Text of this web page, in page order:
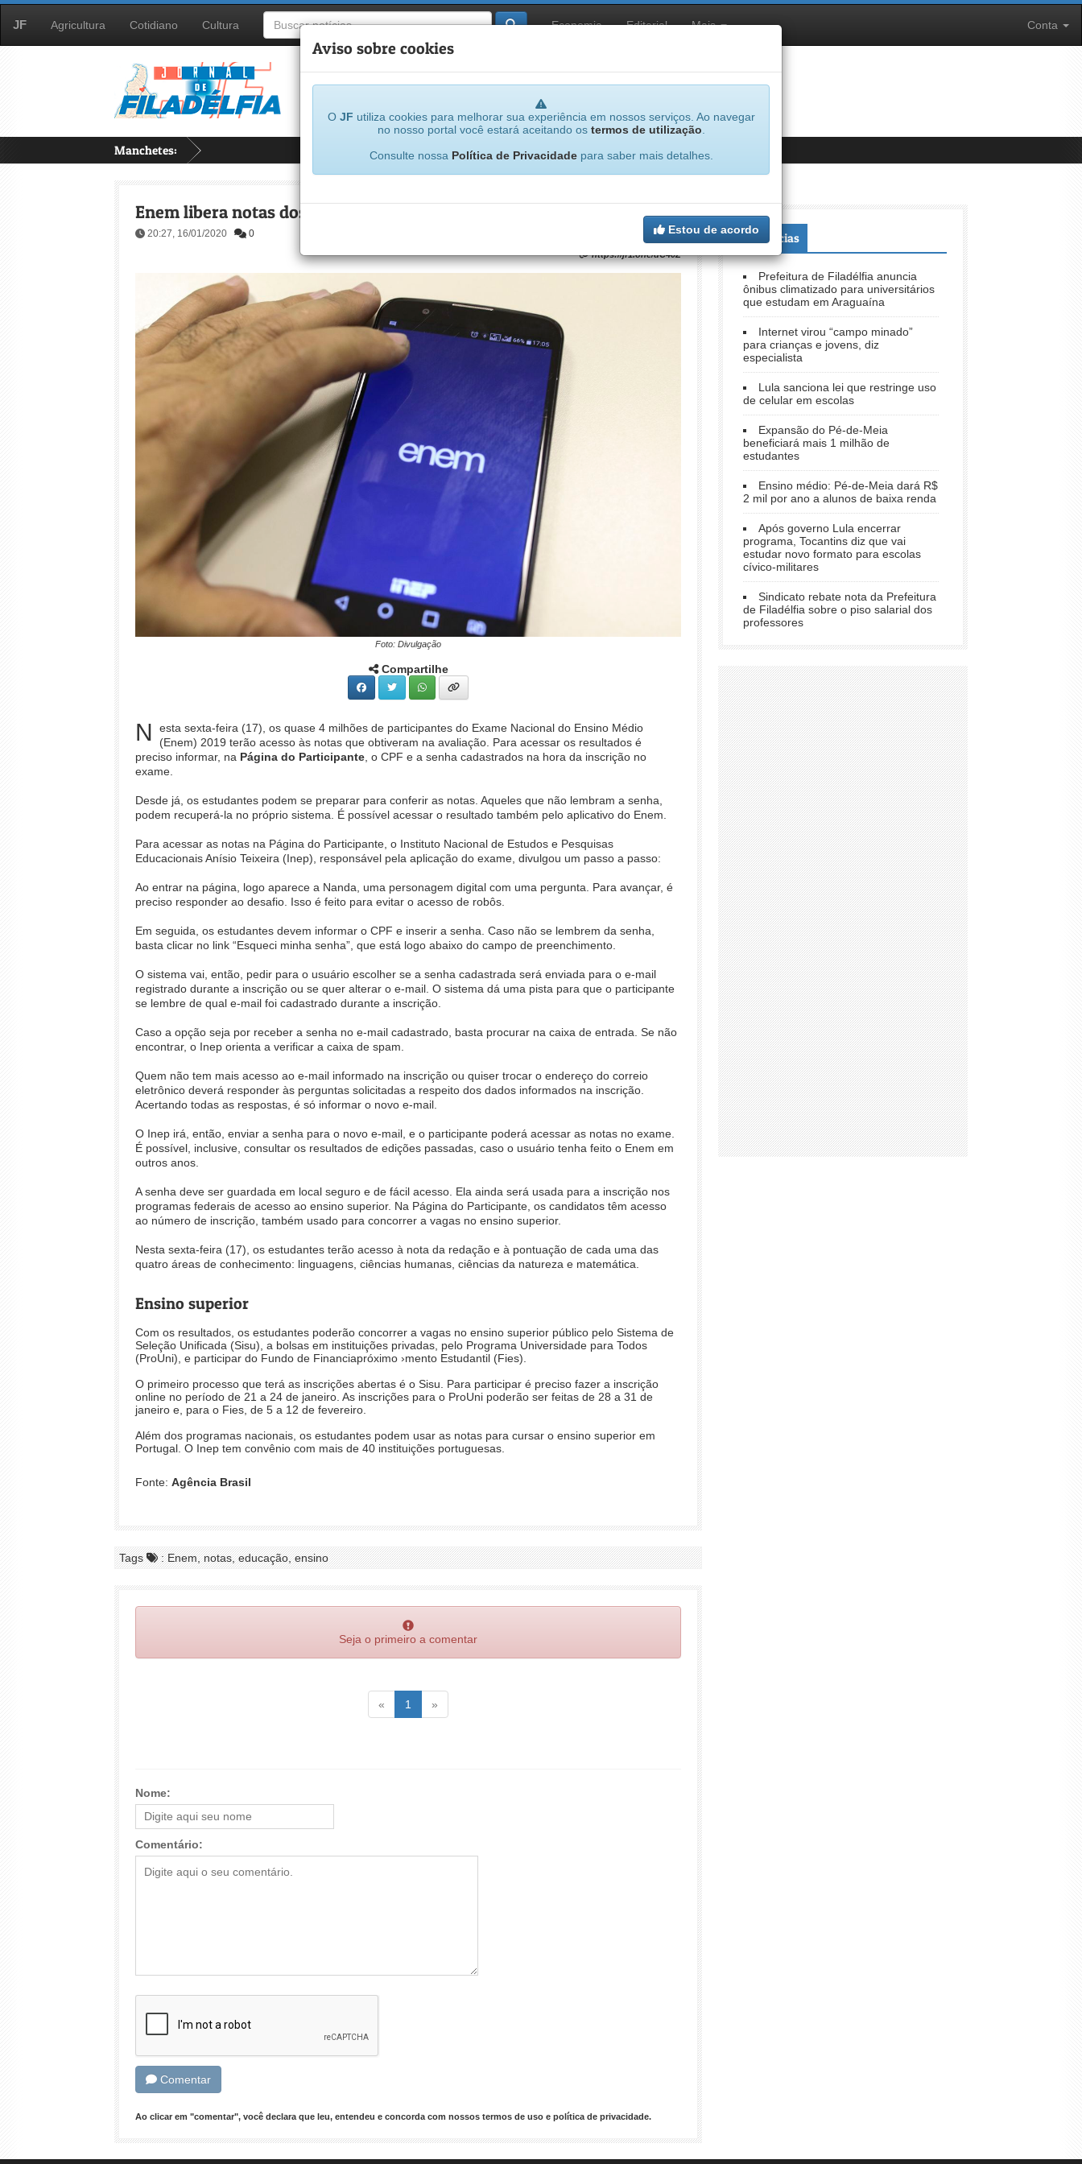
JF Agricultura Cotidiano Cultura Economia Editorial Mais Conta
Manchetes:
Aviso sobre cookies
O JF utiliza cookies para melhorar sua experiência em nossos serviços. Ao navegar
no nosso portal você estará aceitando os termos de utilização
Consulte nossa Política de Privacidadepara saber mais detalhes.
Estou de acordo
Enem libera notas dos participantes a partir desta sexta-feira
20:27, 16/01/2020 0
https://jf1.one/dC40Z
Foto: Divulgação
Compartilhe
N
esta sexta-feira (17), os quase 4 milhões de participantes do Exame Nacional do Ensino Médio
(Enem) 2019 terão acesso às notas que obtiveram na avaliação. Para acessar os resultados é
preciso informar, na Página do Participante , o CPF e a senha cadastrados na hora da inscrição no
exame.
Desde já, os estudantes podem se preparar para conferir as notas. Aqueles que não lembram a senha,
podem recuperá-la no próprio sistema. É possível acessar o resultado também pelo aplicativo do Enem.
Para acessar as notas na Página do Participante, o Instituto Nacional de Estudos e Pesquisas
Educacionais Anísio Teixeira (Inep), responsável pela aplicação do exame, divulgou um passo a passo:
Ao entrar na página, logo aparece a Nanda, uma personagem digital com uma pergunta. Para avançar, é
preciso responder ao desafio. Isso é feito para evitar o acesso de robôs.
Em seguida, os estudantes devem informar o CPF e inserir a senha. Caso não se lembrem da senha,
basta clicar no link “Esqueci minha senha”, que está logo abaixo do campo de preenchimento.
O sistema vai, então, pedir para o usuário escolher se a senha cadastrada será enviada para o e-mail
registrado durante a inscrição ou se quer alterar o e-mail. O sistema dá uma pista para que o participante
se lembre de qual e-mail foi cadastrado durante a inscrição.
Caso a opção seja por receber a senha no e-mail cadastrado, basta procurar na caixa de entrada. Se não
encontrar, o Inep orienta a verificar a caixa de spam.
Quem não tem mais acesso ao e-mail informado na inscrição ou quiser trocar o endereço do correio
eletrônico deverá responder às perguntas solicitadas a respeito dos dados informados na inscrição.
Acertando todas as respostas, é só informar o novo e-mail.
O Inep irá, então, enviar a senha para o novo e-mail, e o participante poderá acessar as notas no exame.
É possível, inclusive, consultar os resultados de edições passadas, caso o usuário tenha feito o Enem em
outros anos.
A senha deve ser guardada em local seguro e de fácil acesso. Ela ainda será usada para a inscrição nos
programas federais de acesso ao ensino superior. Na Página do Participante, os candidatos têm acesso
ao número de inscrição, também usado para concorrer a vagas no ensino superior.
Nesta sexta-feira (17), os estudantes terão acesso à nota da redação e à pontuação de cada uma das
quatro áreas de conhecimento: linguagens, ciências humanas, ciências da natureza e matemática.
Ensino superior
Com os resultados, os estudantes poderão concorrer a vagas no ensino superior público pelo Sistema de
Seleção Unificada (Sisu), a bolsas em instituições privadas, pelo Programa Universidade para Todos
(ProUni), e participar do Fundo de Financiapróximo ›mento Estudantil (Fies).
O primeiro processo que terá as inscrições abertas é o Sisu. Para participar é preciso fazer a inscrição
online no período de 21 a 24 de janeiro. As inscrições para o ProUni poderão ser feitas de 28 a 31 de
janeiro e, para o Fies, de 5 a 12 de fevereiro.
Além dos programas nacionais, os estudantes podem usar as notas para cursar o ensino superior em
Portugal. O Inep tem convênio com mais de 40 instituições portuguesas.
Fonte: Agência Brasil
Tags : Enem, notas, educação, ensino
Seja o primeiro a comentar
« Voltar1 (atual)
»
Nome:
Comentário:
Comentar
Ao clicar em "comentar", você declara que leu, entendeu e concorda com nossos termos de uso e política de privacidade.
+Notícias
Prefeitura de Filadélfia anuncia
ônibus climatizado para universitários
que estudam em Araguaína
Internet virou “campo minado”
para crianças e jovens, diz
especialista
Lula sanciona lei que restringe uso
de celular em escolas
Expansão do Pé-de-Meia
beneficiará mais 1 milhão de
estudantes
Ensino médio: Pé-de-Meia dará R$
2 mil por ano a alunos de baixa renda
Após governo Lula encerrar
programa, Tocantins diz que vai
estudar novo formato para escolas
cívico-militares
Sindicato rebate nota da Prefeitura
de Filadélfia sobre o piso salarial dos
professores